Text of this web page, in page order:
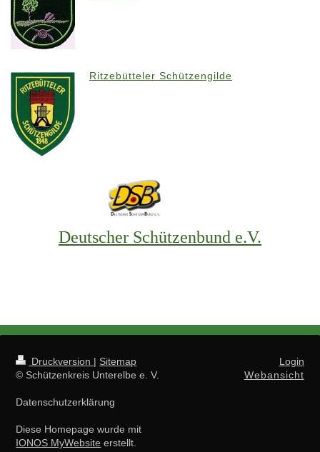
Ritzebütteler Schützengilde
Deutscher Schützenbund e.V.
Druckversion | Sitemap
© Schützenkreis Unterelbe e. V.
Datenschutzerklärung
Diese Homepage wurde mit
IONOS MyWebsite erstellt.
Login
Webansicht